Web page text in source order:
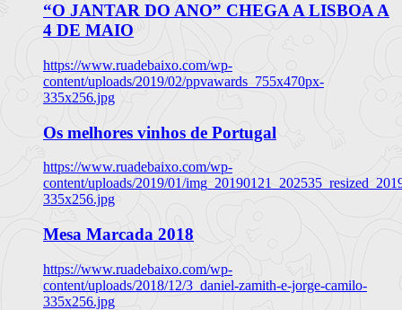
“O JANTAR DO ANO” CHEGA A LISBOA A
4 DE MAIO
https://www.ruadebaixo.com/wp-
content/uploads/2019/02/ppvawards_755x470px-
335x256.jpg
Os melhores vinhos de Portugal
https://www.ruadebaixo.com/wp-
content/uploads/2019/01/
335x256.jpg
Mesa Marcada 2018
https://www.ruadebaixo.com/wp-
content/uploads/2018/12/3_daniel-zamith-e-jorge-camilo-
335x256.jpg